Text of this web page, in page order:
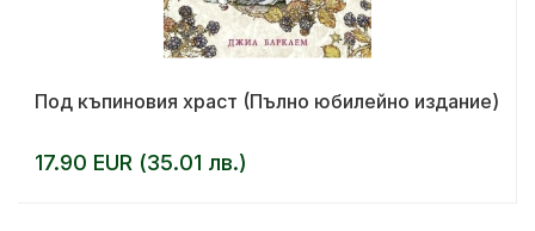
Под къпиновия храст (Пълно юбилейно издание)
17.90 EUR (35.01 лв.)